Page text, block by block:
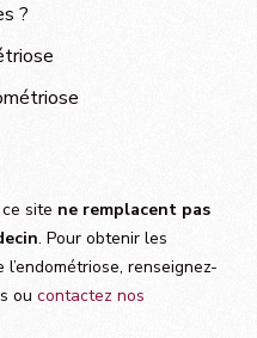
?
site ne remplacent pas
. Pour obtenir les
renseignez-
oucontactez nos